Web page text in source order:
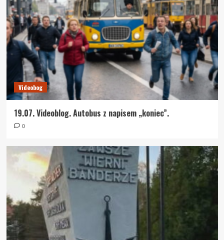
Videobog
19.07. Videoblog. Autobus z napisem „koniec”.
0